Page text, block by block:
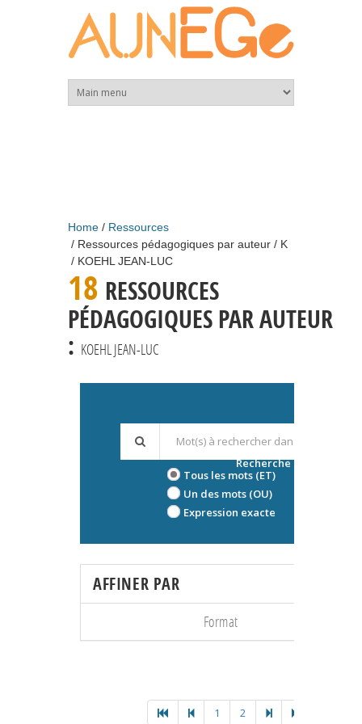
Home
Ressources
Ressources pédagogiques par auteur
K
KOEHL JEAN-LUC
18 RESSOURCES
PÉDAGOGIQUES PAR AUTEUR
: KOEHL JEAN-LUC
Tous les mots (ET)
Un des mots (OU)
Expression exacte
Recherche avancée
AFFINER PAR
Format
1 2